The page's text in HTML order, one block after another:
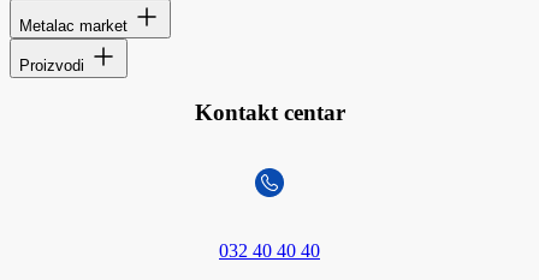
Metalac market
Proizvodi
Kontakt centar
032 40 40 40